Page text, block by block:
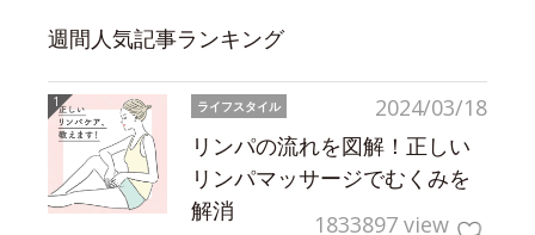
週間人気記事ランキング
2024/03/18
ライフスタイル
リンパの流れを図解！正しい
リンパマッサージでむくみを
解消
1833897 view